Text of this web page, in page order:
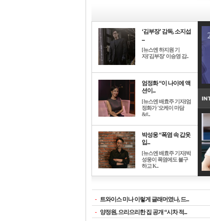
‘김부장’ 감독, 소지섭
...
[뉴스엔 하지원 기
자]'김부장' 이승영 감..
엄정화 “이 나이에 액
션이...
[뉴스엔 배효주 기자]엄
정화가 '오케이 마담
&#..
박성웅 “폭염 속 갑옷
입...
[뉴스엔 배효주 기자]박
성웅이 폭염에도 불구
하고 K..
- 트와이스 미나 이렇게 글래머였나, 드...
- 양정원, 으리으리한 집 공개 “시차 적...